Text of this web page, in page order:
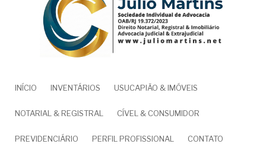
NAVEGAÇÃO
PRINCIPAL
INÍCIO INVENTÁRIOS USUCAPIÃO & IMÓVEIS
NOTARIAL & REGISTRAL CÍVEL & CONSUMIDOR
PREVIDENCIÁRIO PERFIL PROFISSIONAL CONTATO